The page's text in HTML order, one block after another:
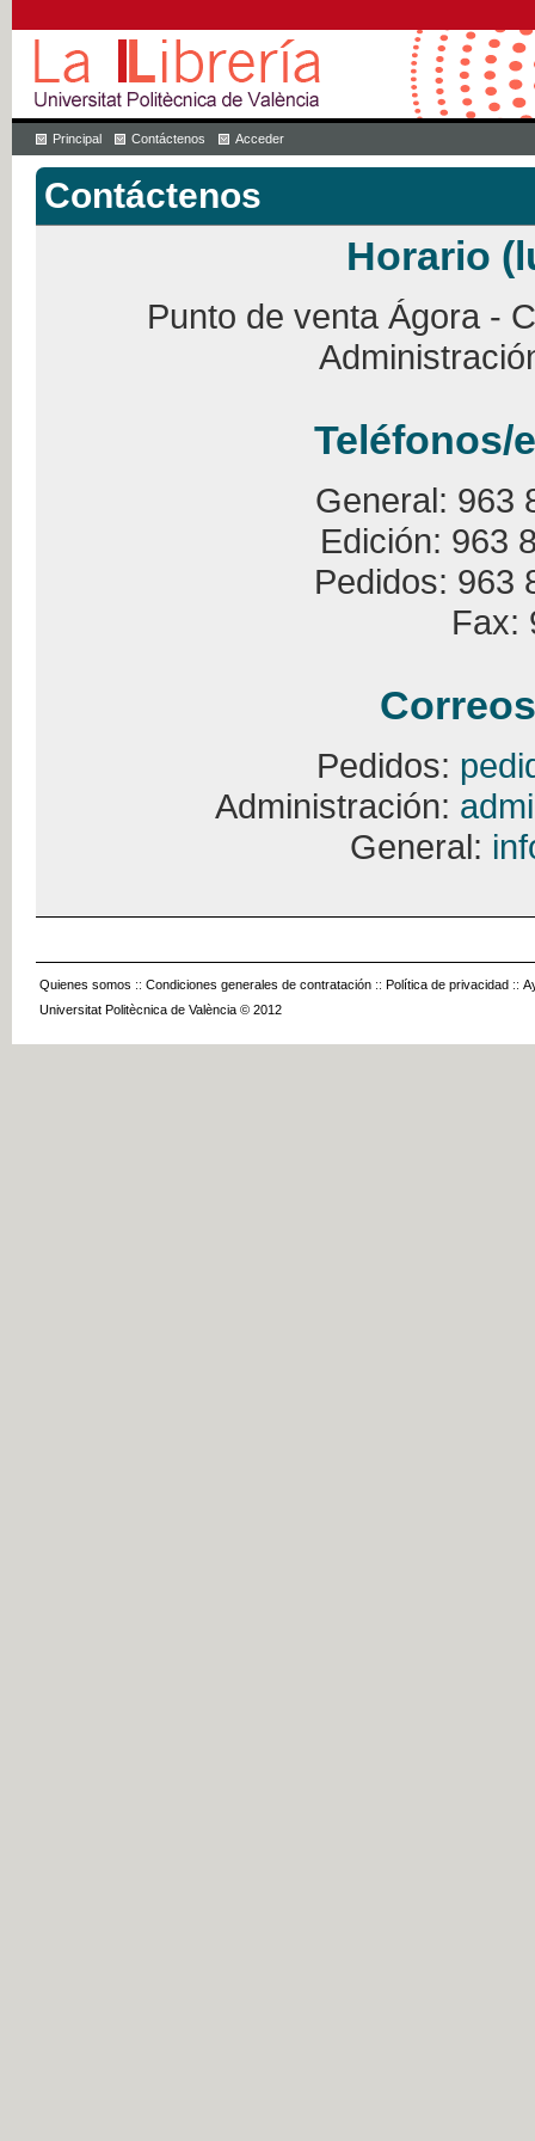
Principal Contáctenos Acceder
Contáctenos
Horario
Punto de venta Ágora -
Teléfonos/
General: 963
Edición: 963
Pedidos: 963
Fax:
Pedidos:
Administración:
General:
Quienes somos :: Condiciones generales de contratación :: Política de privacidad ::
Universitat Politècnica de València © 2012